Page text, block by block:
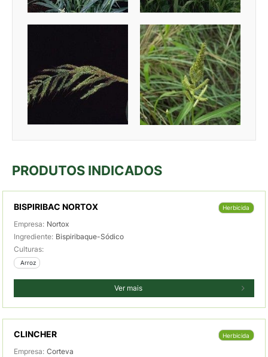
PRODUTOS INDICADOS
BISPIRIBAC NORTOX Herbicida
Empresa: Nortox
Ingrediente: Bispiribaque-Sódico
Culturas:
Arroz
Ver mais
CLINCHER Herbicida
Empresa: Corteva